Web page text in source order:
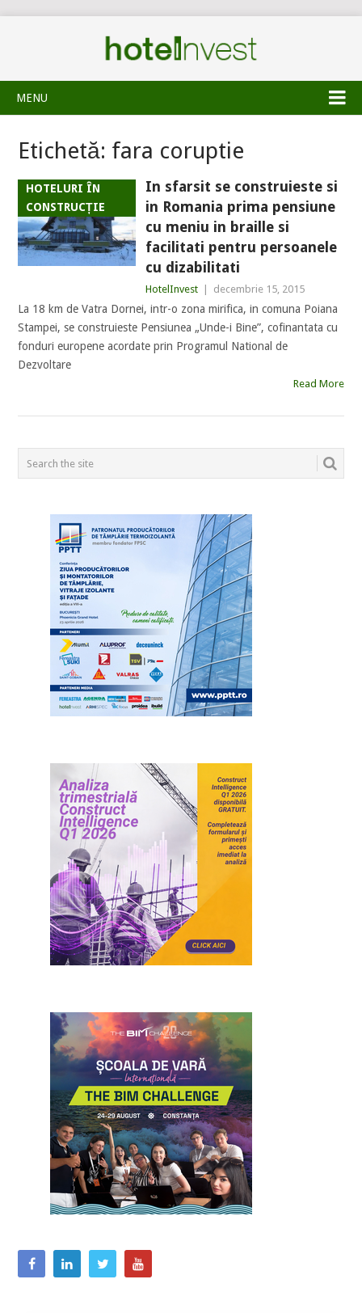
MENU
Etichetă: fara coruptie
HOTELURI ÎN
CONSTRUCȚIE
In sfarsit se construieste si
in Romania prima pensiune
cu meniu in braille si
facilitati pentru persoanele
cu dizabilitati
HotelInvest decembrie 15, 2015
La 18 km de Vatra Dornei, intr-o zona mirifica, in comuna Poiana
Stampei, se construieste Pensiunea „Unde-i Bine”, cofinantata cu
fonduri europene acordate prin Programul National de
Dezvoltare
Read More
POSTS
NAVIGATION